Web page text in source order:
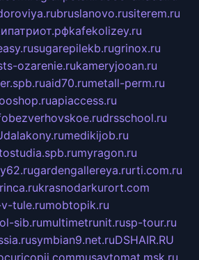
bruslanovo.rusiterem.ru
kafekolizey.ru
sugarepilekb.rugrinox.ru
ozarenie.rukameryjooan.ru
aid70.rumetall-perm.ru
apiaccess.ru
bezverhovskoe.rudrsschool.ru
dalakony.rumedikijob.ru
myragon.ru
gardengallereya.rurti.com.ru
krasnodarkurort.com
tule.rumobtopik.ru
sib.rumultimetrunit.rusp-tour.ru
symbian9.net.ruDSHAIR.RU